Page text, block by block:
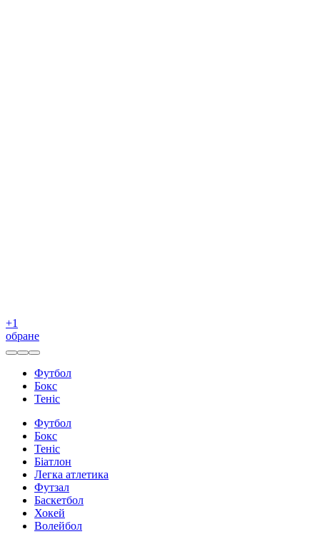
+1
обране
Футбол
Бокс
Теніс
Футбол
Бокс
Теніс
Біатлон
Легка атлетика
Футзал
Баскетбол
Хокей
Волейбол